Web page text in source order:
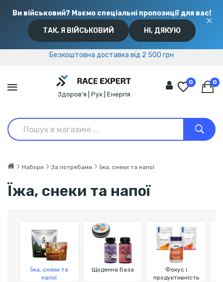
Ви військовий? Маємо спеціальні пропозиції для вас!
ТАК, Я ВІЙСЬКОВИЙ НІ, ДЯКУЮ
✕
Безкоштовна доставка від 2 500 грн
Безкоштовна доставка від 2 500 грн
Здоров’я | Рух | Енергія
0 0
Набори За потребами Їжа, снеки та напої
Їжа, снеки та напої
Щоденна база
Фокус і
продуктивність
Їжа, снеки та
напої